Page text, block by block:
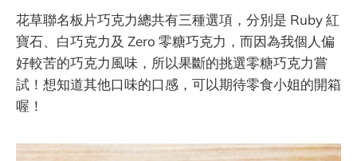
花草聯名板片巧克力總共有三種選項，分別是 Ruby 紅
寶石、白巧克力及 Zero 零糖巧克力，而因為我個人偏
好較苦的巧克力風味，所以果斷的挑選零糖巧克力嘗
試！想知道其他口味的口感，可以期待零食小姐的開箱
喔！